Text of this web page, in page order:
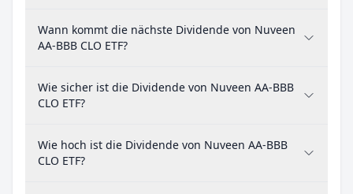
Wann kommt die nächste Dividende von Nuveen
AA-BBB CLO ETF?
Wie sicher ist die Dividende von Nuveen AA-BBB
CLO ETF?
Wie hoch ist die Dividende von Nuveen AA-BBB
CLO ETF?